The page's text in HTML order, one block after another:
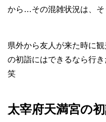
から…その混雑状況は、そ
県外から友人が来た時に
の初詣にはできるなら行
笑
太宰府天満宮の